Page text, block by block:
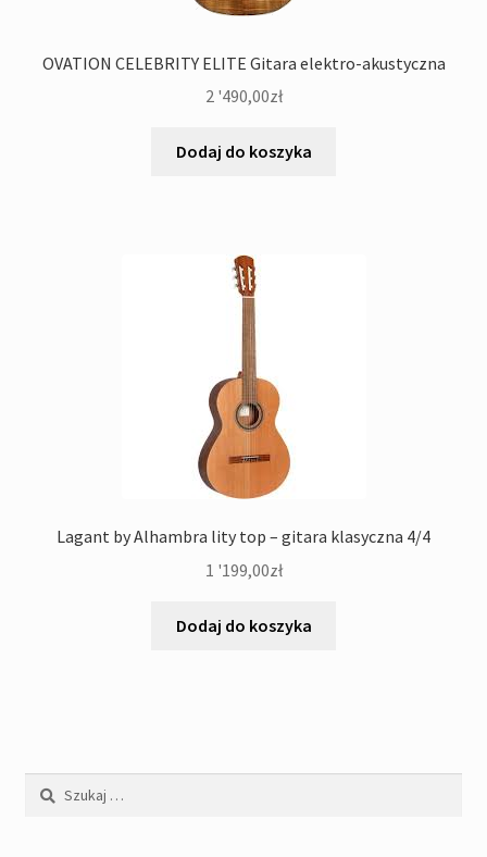
OVATION CELEBRITY ELITE Gitara elektro-akustyczna
2 '490,00zł
Dodaj do koszyka
Lagant by Alhambra lity top – gitara klasyczna 4/4
1 '199,00zł
Dodaj do koszyka
Szukaj: